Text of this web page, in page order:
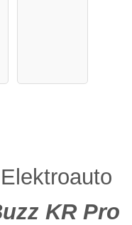
KR Pro